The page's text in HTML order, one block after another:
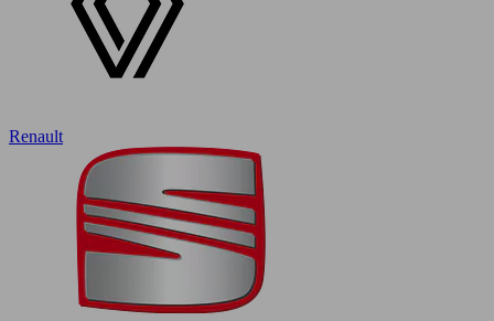
Renault